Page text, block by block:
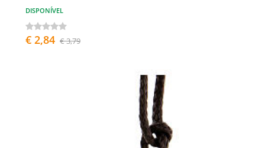
DISPONÍVEL
€ 2,84 € 3,79